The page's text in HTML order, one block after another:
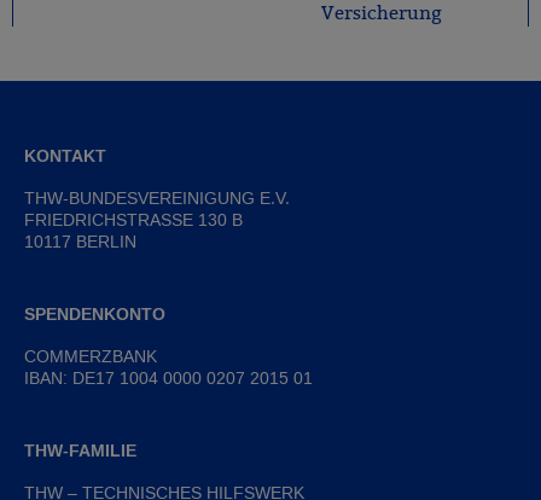
Versicherung
KONTAKT
THW-BUNDESVEREINIGUNG E.V.
FRIEDRICHSTRASSE 130 B
10117 BERLIN
SPENDENKONTO
COMMERZBANK
IBAN: DE17 1004 0000 0207 2015 01
THW-FAMILIE
THW – TECHNISCHES HILFSWERK